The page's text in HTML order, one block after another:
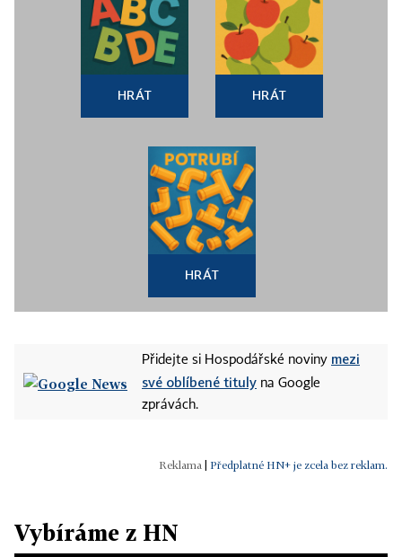
HRÁT HRÁT
HRÁT
Přidejte si Hospodářské noviny mezi
své oblíbené tituly na Google
zprávách.
Předplatné HN+ je zcela bez reklam.
Vybíráme z HN